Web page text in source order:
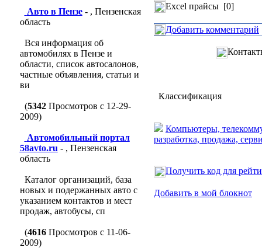
Авто в Пензе- , Пензенская
область
Вся информация об
автомобилях в Пензе и
области, список автосалонов,
частные объявления, статьи и
ви
(5342Просмотров с 12-29-
2009)
Автомобильный портал
58avto.ru - , Пензенская
область
Каталог организаций, база
новых и подержанных авто с
указанием контактов и мест
продаж, автобусы, сп
(4616Просмотров с 11-06-
2009)
Excel прайсы [0]
Добавить комментарий
Классификация
Компьютеры,
разработка, продажа,
Получить код для
Добавить в мой блокнот